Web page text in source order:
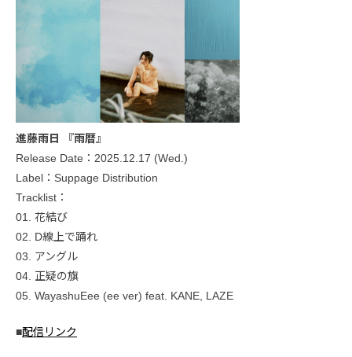
進藤雨日 『雨暦』
Release Date：2025.12.17 (Wed.)
Label：Suppage Distribution
Tracklist：
01. 花結び
02. D線上で踊れ
03. アングル
04. 正疑の旗
05. WayashuEee (ee ver) feat. KANE, LAZE
■配信リンク